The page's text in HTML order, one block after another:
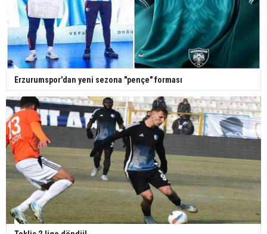
Erzurumspor'dan yeni sezona "pençe" forması